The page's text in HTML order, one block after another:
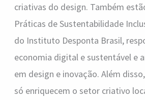
criativas do design. Também
Práticas de Sustentabilidade
do Instituto Desponta Brasil,
economia digital e sustentável e
em design e inovação. Além
só enriquecem o setor criativo